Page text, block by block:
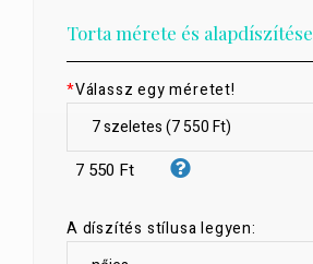
Torta mérete és alapdíszítése
*Válassz egy méretet!
7 550 Ft
A díszítés stílusa legyen: